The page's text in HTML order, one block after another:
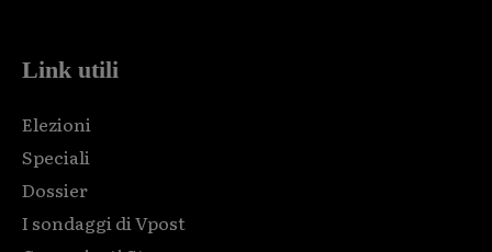
Link utili
Elezioni
Speciali
Dossier
I sondaggi di Vpost